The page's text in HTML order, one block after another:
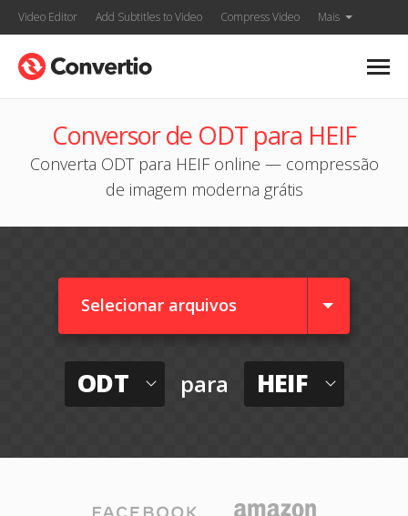
Video Editor Add Subtitles to Video Compress Video Mais
Conversor de ODT para HEIF
Converta ODT para HEIF online — compressão
de imagem moderna grátis
Selecionar arquivos
ODT para HEIF